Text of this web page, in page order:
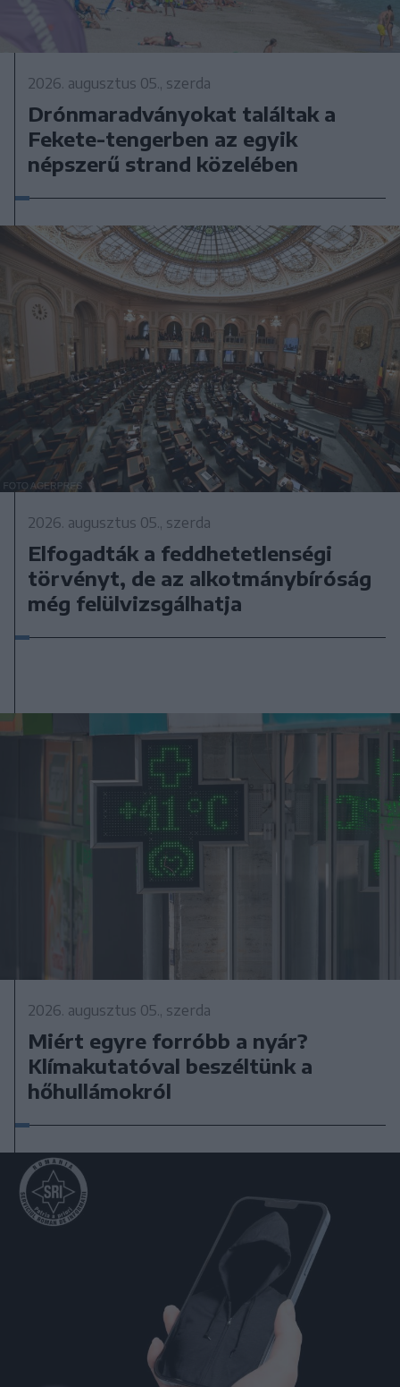
2026. augusztus 05., szerda
Drónmaradványokat találtak a
Fekete-tengerben az egyik
népszerű strand közelében
2026. augusztus 05., szerda
Elfogadták a feddhetetlenségi
törvényt, de az alkotmánybíróság
még felülvizsgálhatja
2026. augusztus 05., szerda
Miért egyre forróbb a nyár?
Klímakutatóval beszéltünk a
hőhullámokról